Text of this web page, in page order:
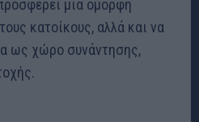
μια όμορφη
κατοίκους, αλλά και να
ως χώρο συνάντησης,